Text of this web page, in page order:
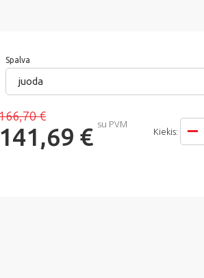
Spalva
juoda
€
141,69 € su PVM
Kiekis: